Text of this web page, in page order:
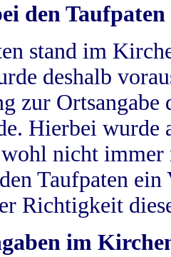
den Taufpaten
stand im
deshalb
zur
Hierbei wurde
nicht
Taufpaten
Richtigkeit
im